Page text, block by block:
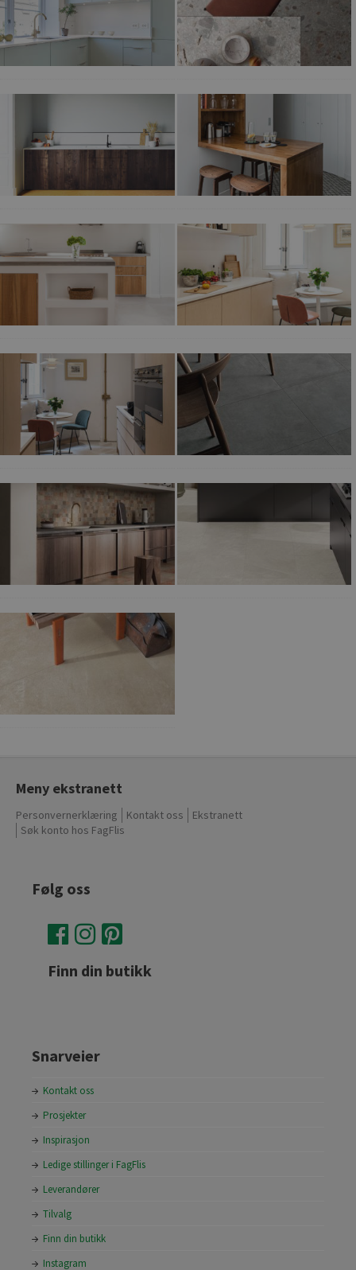
Meny ekstranett
Personvernerklæring Kontakt oss
Ekstranett
Søk konto hos FagFlis
Følg oss
Finn din butikk
Snarveier
Kontakt oss
Prosjekter
Inspirasjon
Ledige stillinger i FagFlis
Leverandører
Tilvalg
Finn din butikk
Instagram